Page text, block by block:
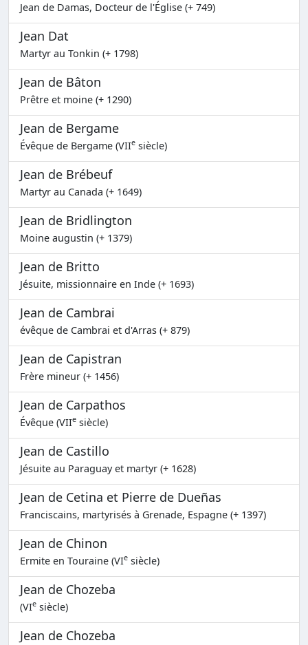
Jean de Damas, Docteur de l'Église (+ 749)
Jean Dat
Martyr au Tonkin (+ 1798)
Jean de Bâton
Prêtre et moine (+ 1290)
Jean de Bergame
Évêque de Bergame (VIIe siècle)
Jean de Brébeuf
Martyr au Canada (+ 1649)
Jean de Bridlington
Moine augustin (+ 1379)
Jean de Britto
Jésuite, missionnaire en Inde (+ 1693)
Jean de Cambrai
évêque de Cambrai et d'Arras (+ 879)
Jean de Capistran
Frère mineur (+ 1456)
Jean de Carpathos
Évêque (VIIe siècle)
Jean de Castillo
Jésuite au Paraguay et martyr (+ 1628)
Jean de Cetina et Pierre de Dueñas
Franciscains, martyrisés à Grenade, Espagne (+ 1397)
Jean de Chinon
Ermite en Touraine (VIe siècle)
Jean de Chozeba
(VIe siècle)
Jean de Chozeba